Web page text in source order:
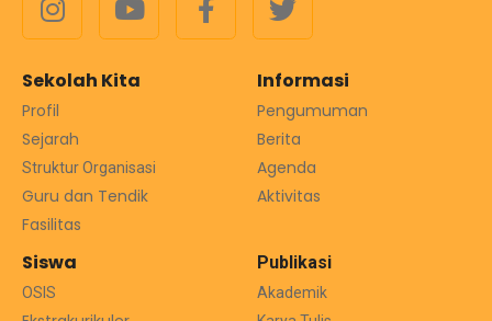
Sekolah Kita
Profil
Sejarah
Struktur Organisasi
Guru dan Tendik
Fasilitas
Informasi
Pengumuman
Berita
Agenda
Aktivitas
Siswa
OSIS
Publikasi
Akademik